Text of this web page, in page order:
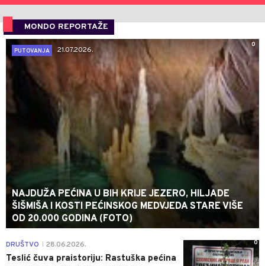
MONDO REPORTAŽE
0
PUTOVANJA
21.07.2026.
NAJDUŽA PEĆINA U BIH KRIJE JEZERO, HILJADE
ŠIŠMIŠA I KOSTI PEĆINSKOG MEDVJEDA STARE VIŠE
OD 20.000 GODINA (FOTO)
0
DRUŠTVO 28.06.2026.
Teslić čuva praistoriju: Rastuška pećina